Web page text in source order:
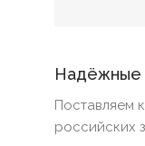
Надёжные
Поставляем
российских